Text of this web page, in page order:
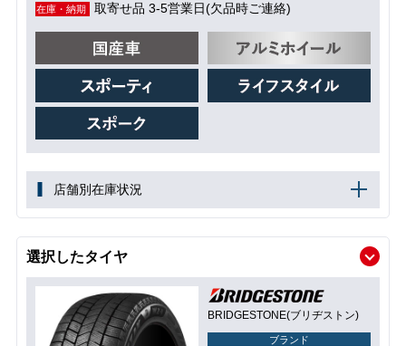
在庫・納期 取寄せ品 3-5営業日(欠品時ご連絡)
店舗別在庫状況
選択したタイヤ
BRIDGESTONE(ブリヂストン)
ブランド